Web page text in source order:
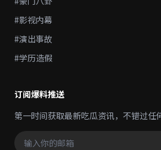
#影视内幕
#演出事故
#学历造假
订阅爆料推送
第一时间获取最新吃瓜资讯，不错过任